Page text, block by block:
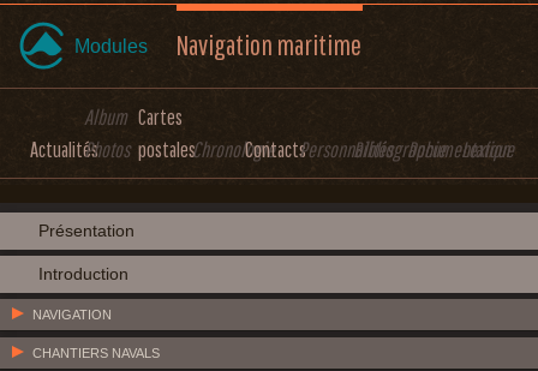
Modules Navigation maritime
Actualités
Album
Photos
Cartes
postalesChronologieContactsPersonnalitésBibliographieDocumentation
Lexique
Présentation
Introduction
NAVIGATION
CHANTIERS NAVALS